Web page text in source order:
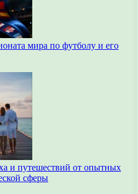
мира по футболу и его
и путешествий от опытных
сферы